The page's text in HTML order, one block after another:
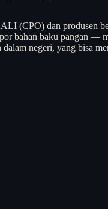
(CPO) dan produsen
bahan baku pangan —
negeri, yang bisa